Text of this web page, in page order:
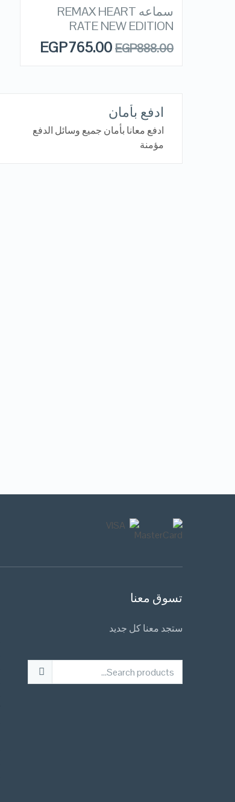
OUT OF
STOCK
QUICK LOOK
سماعه REMAX HEART
RATE NEW EDITION
EGP888.00
EGP765.00
ادفع بأمان
ادفع معانا بأمان جميع وسائل الدفع
مؤمنة
تسوق معنا
ستجد معنا كل جديد